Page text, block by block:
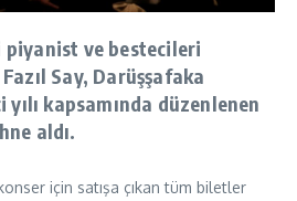
piyanist ve bestecileri
Say, Darüşşafaka
yılı kapsamında düzenlenen
aldı.
için satışa çıkan tüm biletler